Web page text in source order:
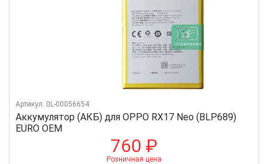
Аккумулятор (АКБ) для OPPO RX17 Neo (BLP689)
EURO OEM
Артикул: 0L-00056654
760 ₽
Розничная цена